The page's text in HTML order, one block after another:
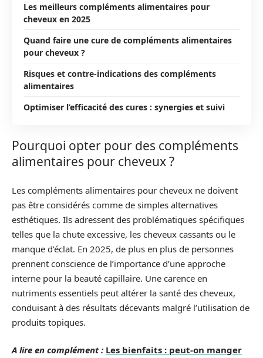
Les meilleurs compléments alimentaires pour
cheveux en 2025
Quand faire une cure de compléments alimentaires
pour cheveux ?
Risques et contre-indications des compléments
alimentaires
Optimiser l’efficacité des cures : synergies et suivi
Pourquoi opter pour des compléments
alimentaires pour cheveux ?
Les compléments alimentaires pour cheveux ne doivent
pas être considérés comme de simples alternatives
esthétiques. Ils adressent des problématiques spécifiques
telles que la chute excessive, les cheveux cassants ou le
manque d’éclat. En 2025, de plus en plus de personnes
prennent conscience de l’importance d’une approche
interne pour la beauté capillaire. Une carence en
nutriments essentiels peut altérer la santé des cheveux,
conduisant à des résultats décevants malgré l’utilisation de
produits topiques.
A lire en complément : Les bienfaits : peut-on manger